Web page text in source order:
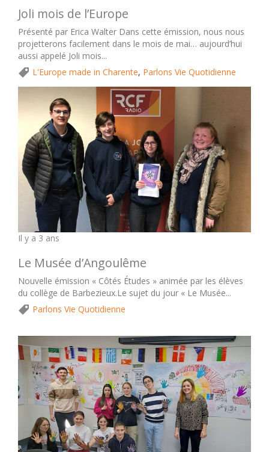
Joli mois de l’Europe
Présenté par Erica Walter Dans cette émission, nous nous
projetterons facilement dans le mois de mai… aujourd’hui
aussi appelé Joli mois...
L'Europe made in Charente, Parlons Vie Quotidienne
Il y a 3 ans
Le Musée d’Angoulême
Nouvelle émission « Côtés Études » animée par les élèves
du collège de Barbezieux.Le sujet du jour « Le Musée...
Parlons Vie Quotidienne